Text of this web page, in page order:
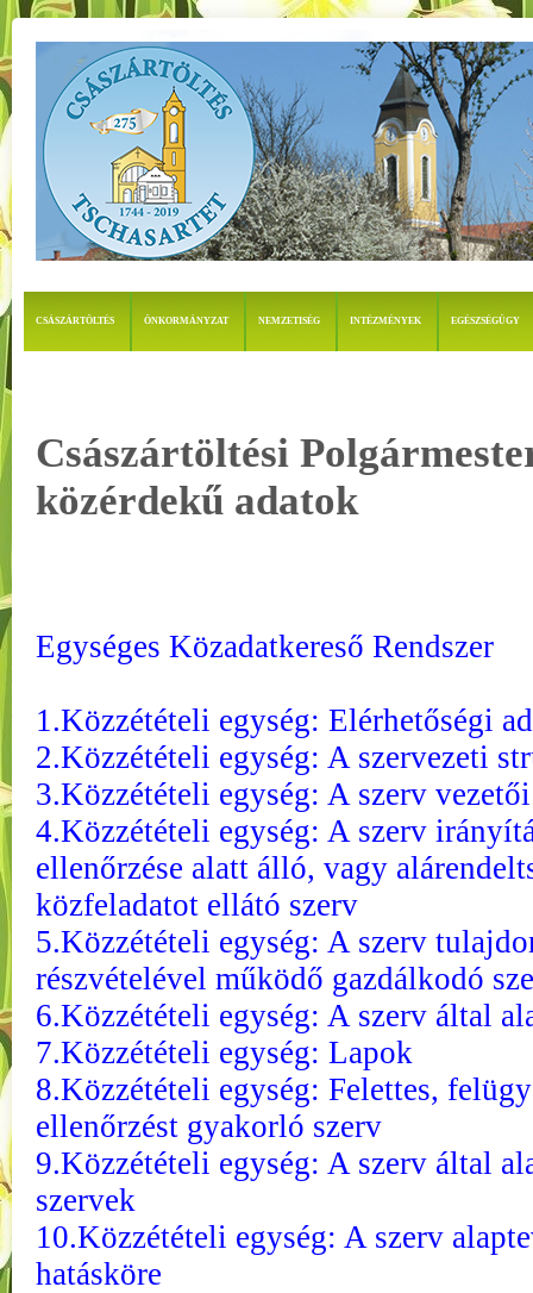
CSÁSZÁRTÖLTÉS ÖNKORMÁNYZAT NEMZETISÉG INTÉZMÉNYEK EGÉSZSÉGÜGY
Császártöltési
közérdekű adatok
Egységes Közadatkereső Rendszer
1.Közzétételi egység: Elérhetőségi
2.Közzétételi egység: A szervezeti
3.Közzétételi egység: A szerv vezetői
4.Közzétételi egység: A szerv
ellenőrzése alatt álló, vagy
közfeladatot ellátó szerv
5.Közzétételi egység: A szerv
részvételével működő gazdálkodó
6.Közzétételi egység: A szerv által
7.Közzétételi egység: Lapok
8.Közzétételi egység: Felettes,
ellenőrzést gyakorló szerv
9.Közzétételi egység: A szerv által
szervek
10.Közzétételi egység: A szerv
hatásköre